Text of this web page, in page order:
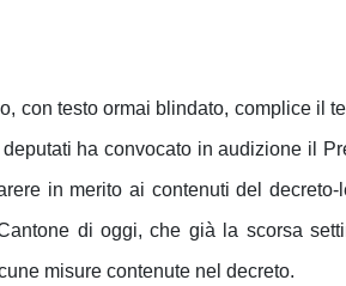
con testo ormai blindato, complice il
ha convocato in audizione il
in merito ai contenuti del
di oggi, che già la scorsa
misure contenute nel decreto.